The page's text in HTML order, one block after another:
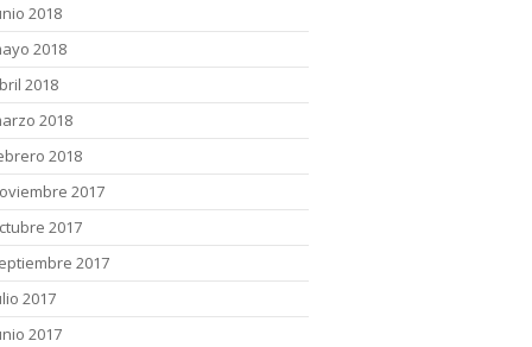
2018
2018
2018
2018
2018
2017
2017
2017
2017
2017